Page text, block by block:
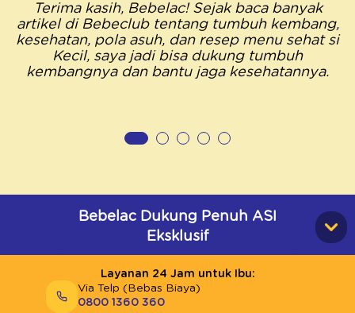
Terima kasih, Bebelac! Sejak baca banyak
artikel di Bebeclub tentang tumbuh kembang,
kesehatan, pola asuh, dan resep menu sehat si
Kecil, saya jadi bisa dukung tumbuh
kembangnya dan bantu jaga kesehatannya.
Bebelac Dukung Penuh ASI
Eksklusif
Layanan 24 Jam untuk Ibu:
Via Telp (Bebas Biaya)
0800 1360 360